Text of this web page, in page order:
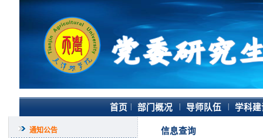
首页 部门概况 导师队伍 学科建
通知公告 信息查询